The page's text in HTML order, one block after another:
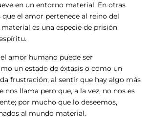
en un entorno material. En otras
que el amor pertenece al reino del
es una especie de prisión
amor humano puede ser
un estado de éxtasis o como un
frustración, al sentir que hay algo más
nos llama pero que, a la vez, no nos es
por mucho que lo deseemos,
al mundo material.